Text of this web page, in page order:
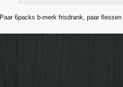
Paar 6packs b-merk frisdrank, paar